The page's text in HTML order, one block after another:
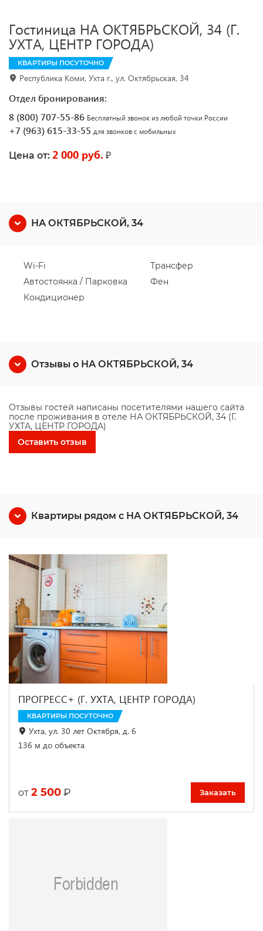
Гостиница НА ОКТЯБРЬСКОЙ, 34 (Г.
УХТА, ЦЕНТР ГОРОДА)
КВАРТИРЫ ПОСУТОЧНО
Республика Коми, Ухта г., ул. Октябрьская, 34
Отдел бронирования:
8 (800) 707-55-86 Бесплатный звонок из любой точки России
+7 (963) 615-33-55 для звонков с мобильных
Цена от: 2 000 руб. ₽
НА ОКТЯБРЬСКОЙ, 34
Wi-Fi
Автостоянка / Парковка
Кондиционер
Трансфер
Фен
Отзывы о НА ОКТЯБРЬСКОЙ, 34
Отзывы гостей написаны посетителями нашего сайта
после проживания в отеле НА ОКТЯБРЬСКОЙ, 34 (Г.
УХТА, ЦЕНТР ГОРОДА)
Оставить отзыв
Квартиры рядом с НА ОКТЯБРЬСКОЙ, 34
ПРОГРЕСС+ (Г. УХТА, ЦЕНТР ГОРОДА)
КВАРТИРЫ ПОСУТОЧНО
Ухта, ул. 30 лет Октября, д. 6
136 м до объекта
от 2 500 ₽ Заказать